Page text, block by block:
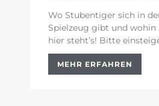
Wo Stubentiger sich in
Spielzeug gibt und wohin
hier steht’s! Bitte
MEHR ERFAHREN